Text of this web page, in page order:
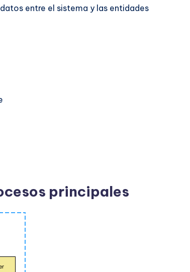
entre el sistema y las entidades
principales